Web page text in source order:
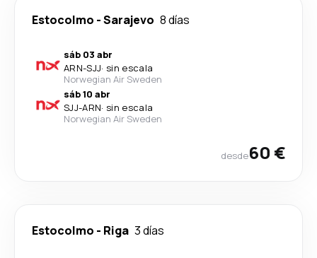
Estocolmo -Sarajevo 8 días
sáb 03 abr
ARN-SJJ· sin escala
Norwegian Air Sweden
sáb 10 abr
SJJ-ARN· sin escala
Norwegian Air Sweden
desde60 €
Estocolmo - Riga 3 días